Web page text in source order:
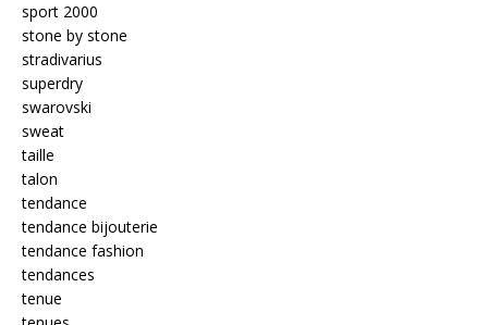
sport 2000
stone by stone
stradivarius
superdry
swarovski
sweat
taille
talon
tendance
tendance bijouterie
tendance fashion
tendances
tenue